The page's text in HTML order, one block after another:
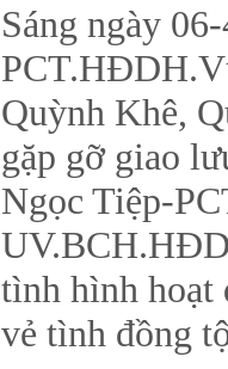
Sáng ngày
Quỳnh Khê,
gặp gỡ giao
Ngọc Tiệp-
tình hình hoạt
vẻ tình đồng